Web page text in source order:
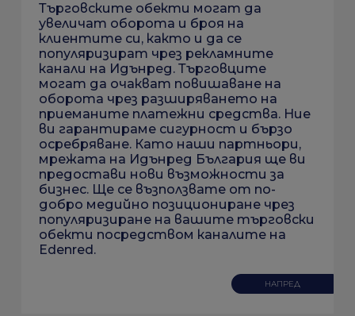
Търговските обекти могат да
увеличат оборота и броя на
клиентите си, както и да се
популяризират чрез рекламните
канали на Идънред. Търговците
могат да очакват повишаване на
оборота чрез разширяването на
приеманите платежни средства. Ние
ви гарантираме сигурност и бързо
осребряване. Като наши партньори,
мрежата на Идънред България ще ви
предостави нови възможности за
бизнес. Ще се възползватe от по-
добро медийно позициониране чрез
популяризиране на вашите търговски
обекти посредством каналите на
Edenred.
НАПРЕД